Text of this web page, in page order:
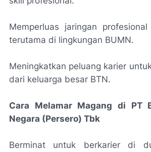
Memperluas jaringan
terutama di lingkungan BUMN.
Meningkatkan peluang karier
dari keluarga besar BTN.
Cara Melamar Magang di PT
Negara (Persero) Tbk
Berminat untuk berkarier di